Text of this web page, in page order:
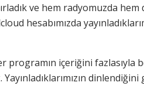
ve hem radyomuzda hem
hesabımızda
programın içeriğini fazlasıyla